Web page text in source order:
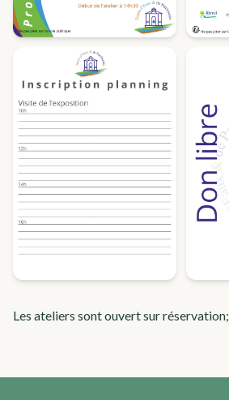
Les ateliers sont ouvert sur réservation;